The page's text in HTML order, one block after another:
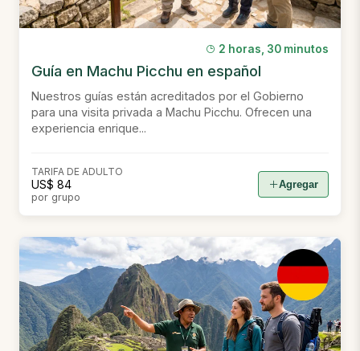
2 horas, 30 minutos
Guía en Machu Picchu en español
Nuestros guías están acreditados por el Gobierno
para una visita privada a Machu Picchu. Ofrecen una
experiencia enrique...
TARIFA DE ADULTO
US$ 84
por grupo
Agregar